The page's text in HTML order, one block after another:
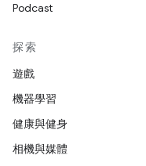
Podcast
探索
遊戲
機器學習
健康與健身
相機與媒體